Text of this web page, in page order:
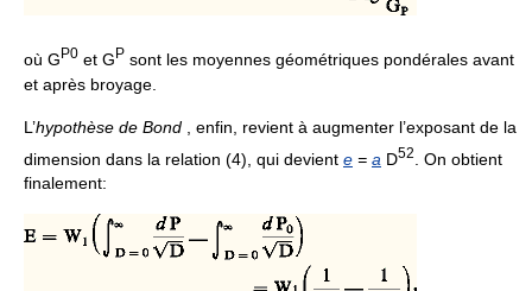
où GP0 et GP sont les moyennes géométriques pondérales avant
et après broyage.
L’hypothèse de Bond , enfin, revient à augmenter l’exposant de la
dimension dans la relation (4), qui devient e = a D52
. On obtient
finalement: